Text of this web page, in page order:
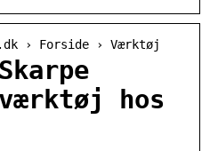
› Forside › Værktøj
hos